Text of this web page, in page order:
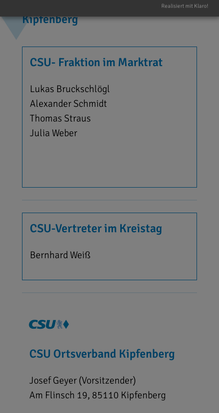
Kipfenberg
CSU- Fraktion im Marktrat
Lukas Bruckschlögl
Alexander Schmidt
Thomas Straus
Julia Weber
CSU-Vertreter im Kreistag
Bernhard Weiß
CSU Ortsverband Kipfenberg
Josef Geyer (Vorsitzender)
Am Flinsch 19, 85110 Kipfenberg
Realisiert mit Klaro!